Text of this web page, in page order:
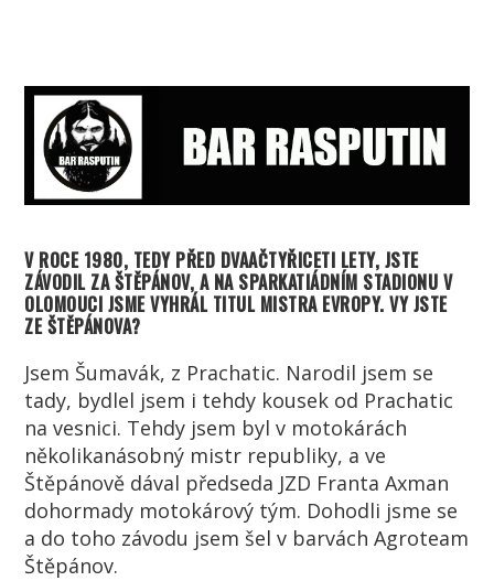
V ROCE 1980, TEDY PŘED DVAAČTYŘICETI LETY, JSTE
ZÁVODIL ZA ŠTĚPÁNOV, A NA SPARKATIÁDNÍM STADIONU V
OLOMOUCI JSME VYHRÁL TITUL MISTRA EVROPY. VY JSTE
ZE ŠTĚPÁNOVA?
Jsem Šumavák, z Prachatic. Narodil jsem se
tady, bydlel jsem i tehdy kousek od Prachatic
na vesnici. Tehdy jsem byl v motokárách
několikanásobný mistr republiky, a ve
Štěpánově dával předseda JZD Franta Axman
dohormady motokárový tým. Dohodli jsme se
a do toho závodu jsem šel v barvách Agroteam
Štěpánov.